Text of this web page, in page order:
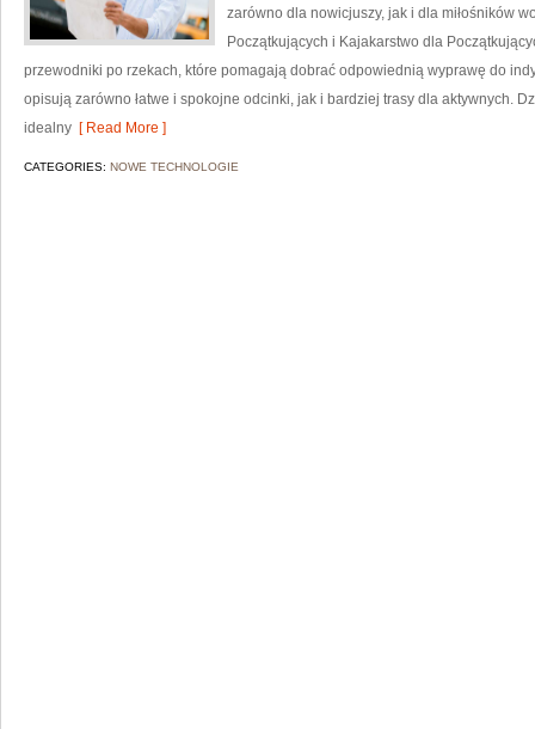
zarówno dla nowicjuszy, jak i dla miłośników
Początkujących i Kajakarstwo dla
przewodniki po rzekach, które pomagają dobrać odpowiednią wyprawę do
opisują zarówno łatwe i spokojne odcinki, jak i bardziej trasy dla aktywnych.
idealny [ Read More ]
CATEGORIES: NOWE TECHNOLOGIE